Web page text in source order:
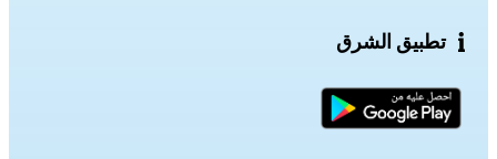
تطبيق الشرق